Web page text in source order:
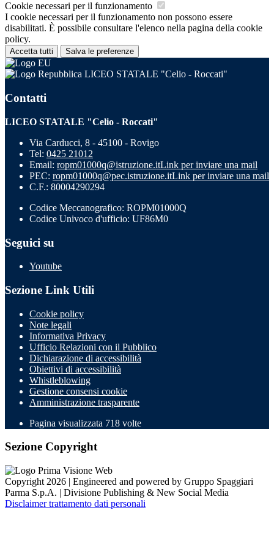
Cookie necessari per il funzionamento
I cookie necessari per il funzionamento non possono essere
disabilitati. È possibile consultare l'elenco nella pagina della cookie
policy.
Accetta tutti Salva le preferenze
LICEO STATALE "Celio - Roccati"
Contatti
LICEO STATALE "Celio - Roccati"
Via Carducci, 8 - 45100 - Rovigo
Tel: 0425 21012
Email: ropm01000q@istruzione.itLink per inviare una mail
PEC: ropm01000q@pec.istruzione.itLink per inviare una mail
C.F.: 80004290294
Codice Meccanografico: ROPM01000Q
Codice Univoco d'ufficio: UF86M0
Seguici su
Youtube
Sezione Link Utili
Cookie policy
Note legali
Informativa Privacy
Ufficio Relazioni con il Pubblico
Dichiarazione di accessibilità
Obiettivi di accessibilità
Whistleblowing
Gestione consensi cookie
Amministrazione trasparente
Pagina visualizzata 718 volte
Sezione Copyright
Copyright 2026 | Engineered and powered by Gruppo Spaggiari
Parma S.p.A. | Divisione Publishing & New Social Media
Disclaimer trattamento dati personali